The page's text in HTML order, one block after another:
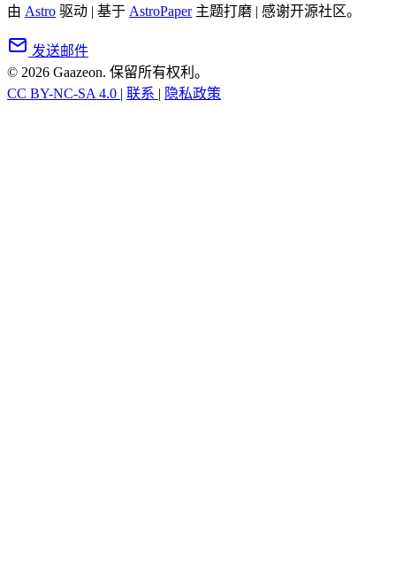
由 Astro 驱动 | 基于 AstroPaper主题打磨 | 感谢开源社区。
发送邮件
© 2026 Gaazeon. 保留所有权利。
CC BY-NC-SA 4.0 | 联系 | 隐私政策